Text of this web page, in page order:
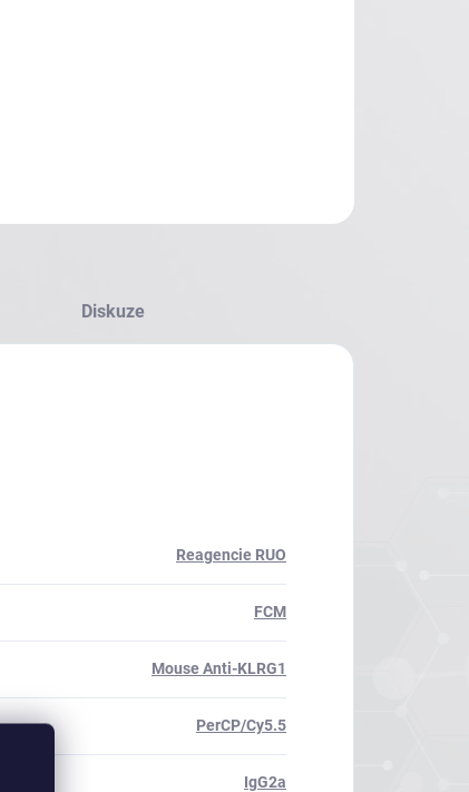
Diskuze
Reagencie RUO
FCM
Mouse Anti-KLRG1
PerCP/Cy5.5
IgG2a